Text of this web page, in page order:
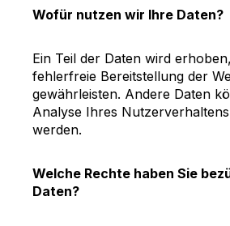
Wofür nutzen wir Ihre Daten?
Ein Teil der Daten wird
fehlerfreie Bereitstellung der
gewährleisten. Andere Daten
Analyse Ihres
werden.
Welche Rechte haben Sie
Daten?